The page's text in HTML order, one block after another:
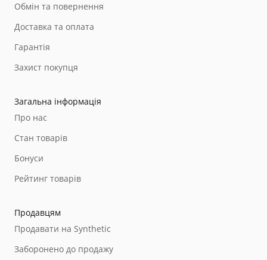
Обмін та повернення
Доставка та оплата
Гарантія
Захист покупця
Загальна інформація
Про нас
Стан товарів
Бонуси
Рейтинг товарів
Продавцям
Продавати на Synthetic
Заборонено до продажу